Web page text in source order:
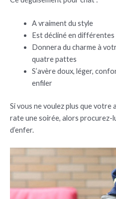
A vraiment du style
Est décliné en différentes
Donnera du charme à
quatre pattes
S’avère doux, léger,
enfiler
Si vous ne voulez plus que votre
rate une soirée, alors procurez-
d’enfer.